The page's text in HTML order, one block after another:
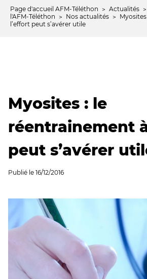
Fil
d'Ariane
Page d'accueil AFM-Téléthon Actualités
l'AFM-Téléthon
Nos actualités
l’effort peut s’avérer utile
Myosites : le
réentrainement
peut s’avérer
Publié le 16/12/2016